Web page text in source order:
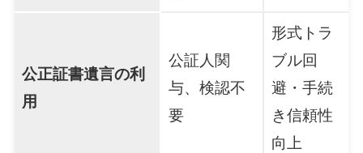
公正証書遺言の利
用
公証人関
与、検認不
要
形式トラ
ブル回
避・手続
き信頼性
向上